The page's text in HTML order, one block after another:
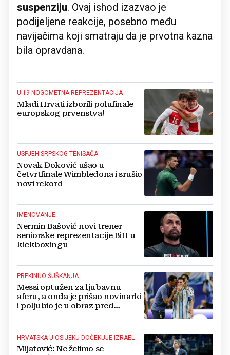
suspenziju. Ovaj ishod izazvao je
podijeljene reakcije, posebno među
navijačima koji smatraju da je prvotna kazna
bila opravdana.
U-19 NOGOMETNA REPREZENTACIJA
Mladi Hrvati izborili polufinale
europskog prvenstva!
USPJEH SRPSKOG TENISAČA
Novak Đoković ušao u
četvrtfinale Wimbledona i srušio
novi rekord
IMENOVANJE
Nermin Bašović novi trener
seniorske reprezentacije BiH u
kickboxingu
PREKINUO ŠUŠKANJA
Messi optužen za ljubavnu
aferu, a onda je prišao novinarki
i poljubio je u obraz pred
HRVATSKA U OSIJEKU DOČEKUJE IZRAEL
Mijatović: Ne želimo se